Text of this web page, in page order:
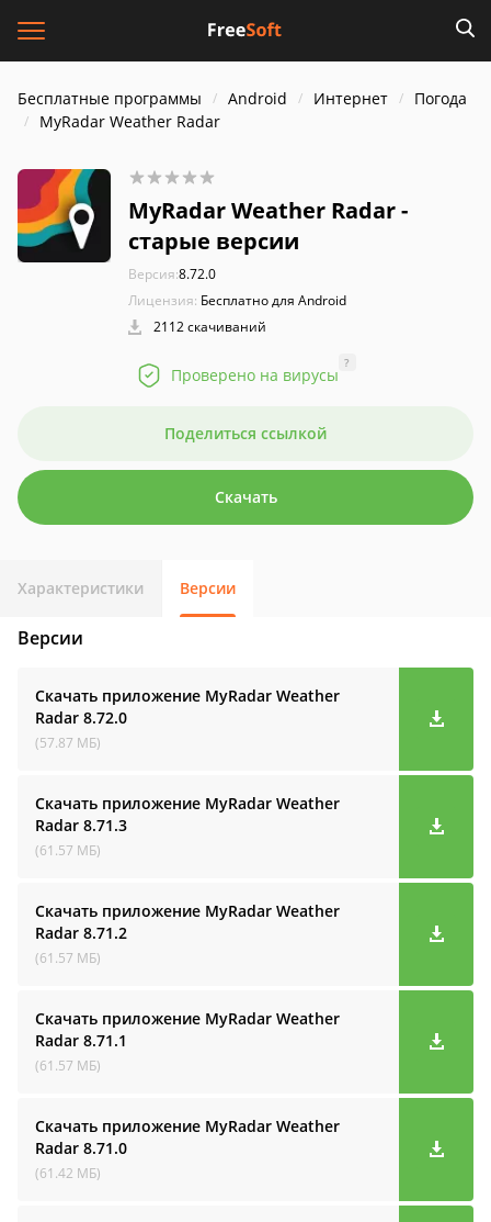
Бесплатные программы Android Интернет
Погода
MyRadar Weather Radar
MyRadar Weather Radar -
старые версии
Версия:8.72.0
Лицензия: Бесплатно для Android
2112 скачиваний
Проверено на вирусы
?
Поделиться ссылкой
Скачать
Характеристики Версии
Версии
Скачать приложение MyRadar Weather
Radar 8.72.0
(57.87 МБ)
Скачать приложение MyRadar Weather
Radar 8.71.3
(61.57 МБ)
Скачать приложение MyRadar Weather
Radar 8.71.2
(61.57 МБ)
Скачать приложение MyRadar Weather
Radar 8.71.1
(61.57 МБ)
Скачать приложение MyRadar Weather
Radar 8.71.0
(61.42 МБ)